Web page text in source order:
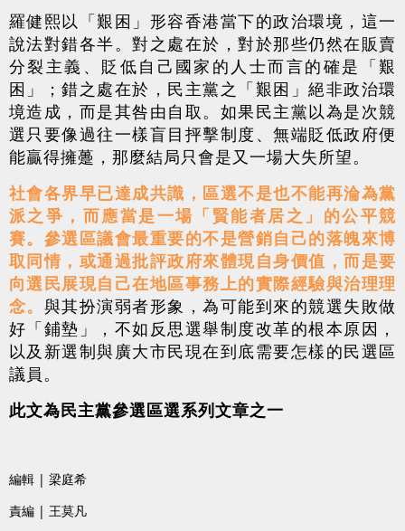
羅健熙以「艱困」形容香港當下的政治環境，這一
說法對錯各半。對之處在於，對於那些仍然在販賣
分裂主義、貶低自己國家的人士而言的確是「艱
困」；錯之處在於，民主黨之「艱困」絕非政治環
境造成，而是其咎由自取。如果民主黨以為是次競
選只要像過往一樣盲目抨擊制度、無端貶低政府便
能贏得擁躉，那麼結局只會是又一場大失所望。
社會各界早已達成共識，區選不是也不能再淪為黨
派之爭，而應當是一場「賢能者居之」的公平競
賽。參選區議會最重要的不是營銷自己的落魄來博
取同情，或通過批評政府來體現自身價值，而是要
向選民展現自己在地區事務上的實際經驗與治理理
念。 與其扮演弱者形象，為可能到來的競選失敗做
好「鋪墊」，不如反思選舉制度改革的根本原因，
以及新選制與廣大市民現在到底需要怎樣的民選區
議員。
此文為民主黨參選區選系列文章之一
編輯 | 梁庭希
責編 | 王莫凡